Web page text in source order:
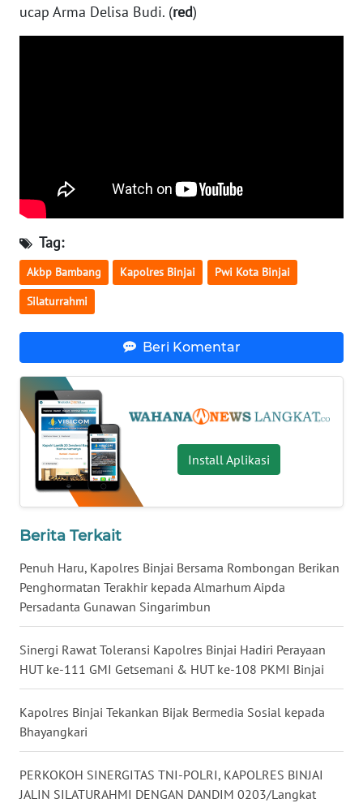
ucap Arma Delisa Budi. (red)
Tag:
Akbp Bambang Kapolres Binjai Pwi Kota Binjai
Silaturrahmi
Beri Komentar
Install Aplikasi
Berita Terkait
Penuh Haru, Kapolres Binjai Bersama Rombongan Berikan
Penghormatan Terakhir kepada Almarhum Aipda
Persadanta Gunawan Singarimbun
Sinergi Rawat Toleransi Kapolres Binjai Hadiri Perayaan
HUT ke-111 GMI Getsemani & HUT ke-108 PKMI Binjai
Kapolres Binjai Tekankan Bijak Bermedia Sosial kepada
Bhayangkari
PERKOKOH SINERGITAS TNI-POLRI, KAPOLRES BINJAI
JALIN SILATURAHMI DENGAN DANDIM 0203/Langkat
WN
WN
WN
GORONTALO
WN
WN
MALUKU
WN
MALUT
DAIRI
WN
DANAU
TOBA
WN
NIAS
WN
LANGKAT
WN
TAPANULI